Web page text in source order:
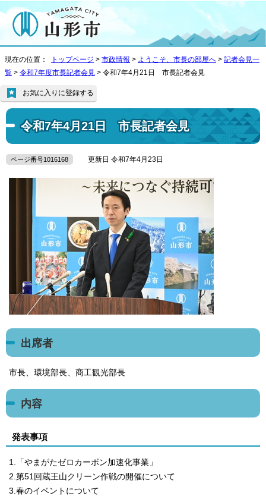
現在の位置： トップページ > 市政情報 > ようこそ、市長の部屋へ > 記者会見一
覧 > 令和7年度市長記者会見 > 令和7年4月21日 市長記者会見
令和7年4月21日 市長記者会見
お気に入りに登録する
ページ番号1016168 更新日 令和7年4月23日
出席者
市長、環境部長、商工観光部長
内容
発表事項
1.「やまがたゼロカーボン加速化事業」
2.第51回蔵王山クリーン作戦の開催について
3.春のイベントについて